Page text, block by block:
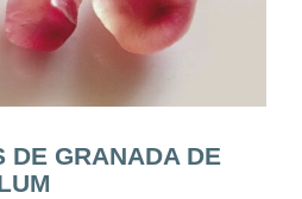
DE GRANADA DE